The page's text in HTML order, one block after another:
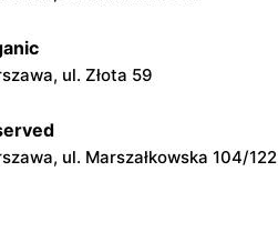
ul. Złota 59
ul. Marszałkowska 104/122